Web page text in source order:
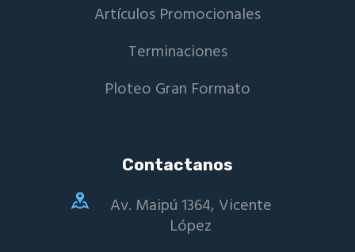
Artículos Promocionales
Terminaciones
Ploteo Gran Formato
Contactanos
Av. Maipú 1364, Vicente
López